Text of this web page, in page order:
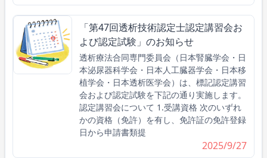
「第47回透析技術認定士認定講習会お
よび認定試験」のお知らせ
透析療法合同専門委員会（日本腎臓学会・日
本泌尿器科学会・日本人工臓器学会・日本移
植学会・日本透析医学会）は、標記認定講習
会および認定試験を下記の通り実施します。
認定講習会について 1.受講資格 次のいずれ
かの資格（免許）を有し、免許証の免許登録
日から申請書類提
2025/9/27